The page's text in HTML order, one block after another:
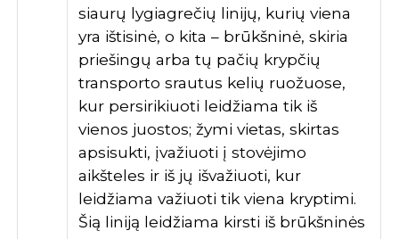
siaurų lygiagrečių linijų, kurių viena
yra ištisinė, o kita – brūkšninė, skiria
priešingų arba tų pačių krypčių
transporto srautus kelių ruožuose,
kur persirikiuoti leidžiama tik iš
vienos juostos; žymi vietas, skirtas
apsisukti, įvažiuoti į stovėjimo
aikšteles ir iš jų išvažiuoti, kur
leidžiama važiuoti tik viena kryptimi.
Šią liniją leidžiama kirsti iš brūkšninės